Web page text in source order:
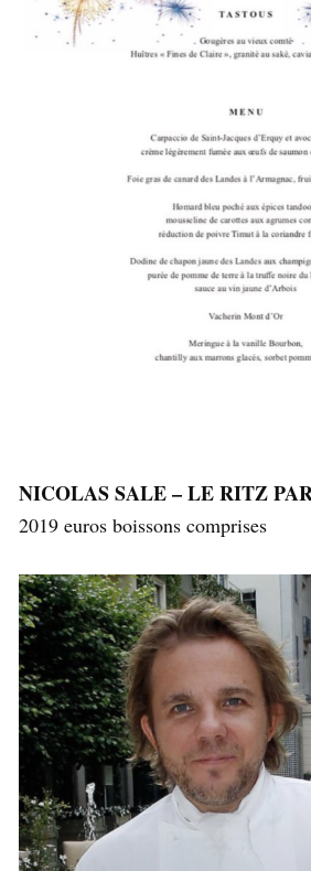
NICOLAS SALE – LE RITZ
2019 euros boissons comprises